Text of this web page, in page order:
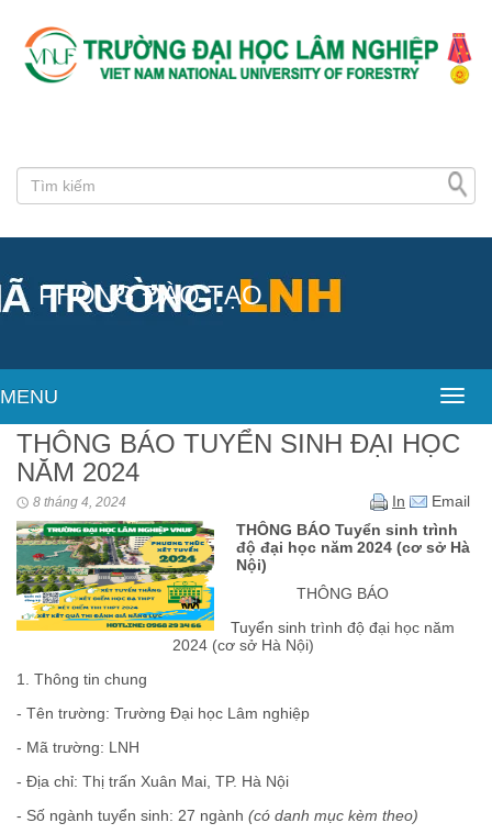
PHÒNG ĐÀO TẠO
MENU
THÔNG BÁO TUYỂN SINH ĐẠI HỌC
NĂM 2024
8 tháng 4, 2024 In
Email
THÔNG BÁO Tuyển sinh trình
độ đại học năm 2024 (cơ sở Hà
Nội)
THÔNG BÁO
Tuyển sinh trình độ đại học năm
2024 (cơ sở Hà Nội)
1. Thông tin chung
- Tên trường: Trường Đại học Lâm nghiệp
- Mã trường: LNH
- Địa chỉ: Thị trấn Xuân Mai, TP. Hà Nội
- Số ngành tuyển sinh: 27 ngành (có danh mục kèm theo)